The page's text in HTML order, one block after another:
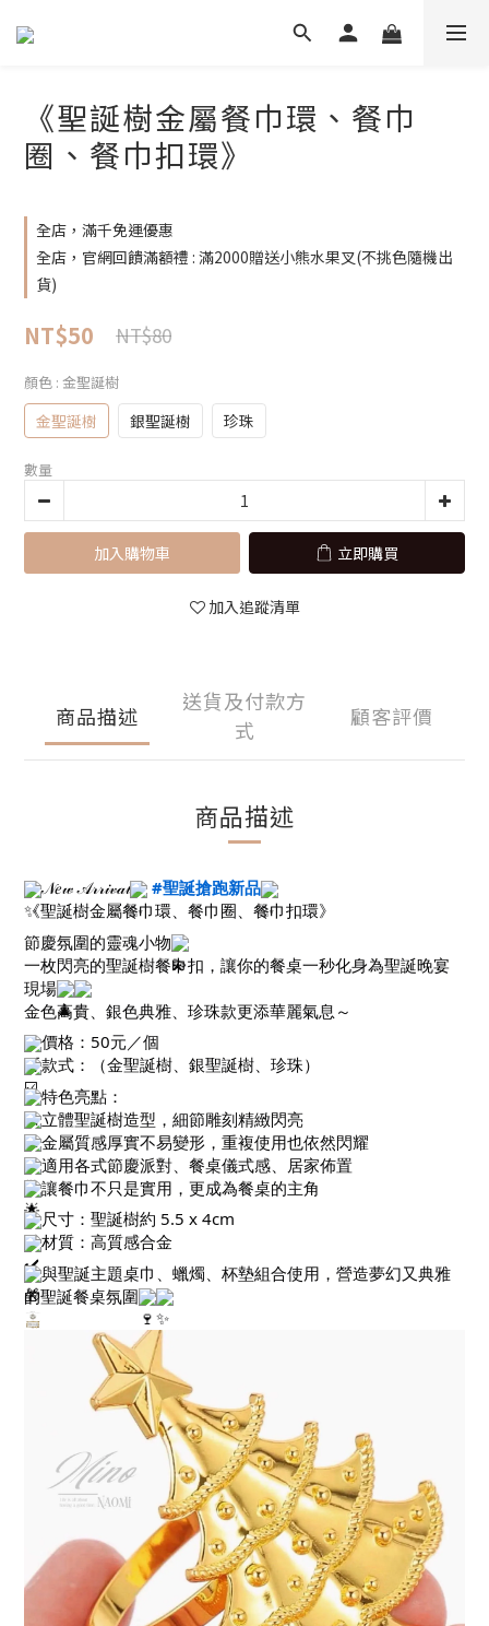
《聖誕樹金屬餐巾環、餐巾
圈、餐巾扣環》
全店，滿千免運優惠
全店，官網回饋滿額禮 : 滿2000贈送小熊水果叉(不挑色隨機出
貨)
NT$50 NT$80
顏色 : 金聖誕樹
金聖誕樹 銀聖誕樹 珍珠
數量
加入購物車 立即購買
加入追蹤清單
商品描述
送貨及付款方
式
顧客評價
商品描述
𝒩𝑒𝓌 𝒜𝓇𝓇𝒾𝓋𝒶𝓁
#聖誕搶跑新品
《聖誕樹金屬餐巾環、餐巾圈、餐巾扣環》
節慶氛圍的靈魂小物
一枚閃亮的聖誕樹餐巾扣，讓你的餐桌一秒化身為聖誕晚宴
現場
金色高貴、銀色典雅、珍珠款更添華麗氣息～
價格：50元／個
款式：（金聖誕樹、銀聖誕樹、珍珠）
特色亮點：
立體聖誕樹造型，細節雕刻精緻閃亮
金屬質感厚實不易變形，重複使用也依然閃耀
適用各式節慶派對、餐桌儀式感、居家佈置
讓餐巾不只是實用，更成為餐桌的主角
尺寸：聖誕樹約 5.5 x 4cm
材質：高質感合金
與聖誕主題桌巾、蠟燭、杯墊組合使用，營造夢幻又典雅
的聖誕餐桌氛圍